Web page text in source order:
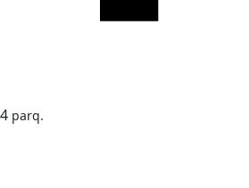
4 parq.